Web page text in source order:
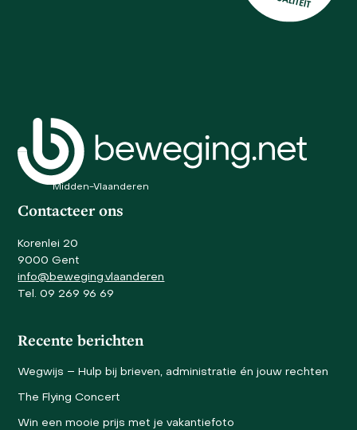
buttons
Midden-Vlaanderen
Contacteer ons
Korenlei 20
9000 Gent
info@beweging.vlaanderen
Tel. 09 269 96 69
Recente berichten
Wegwijs – Hulp bij brieven, administratie én jouw rechten
The Flying Concert
Win een mooie prijs met je vakantiefoto